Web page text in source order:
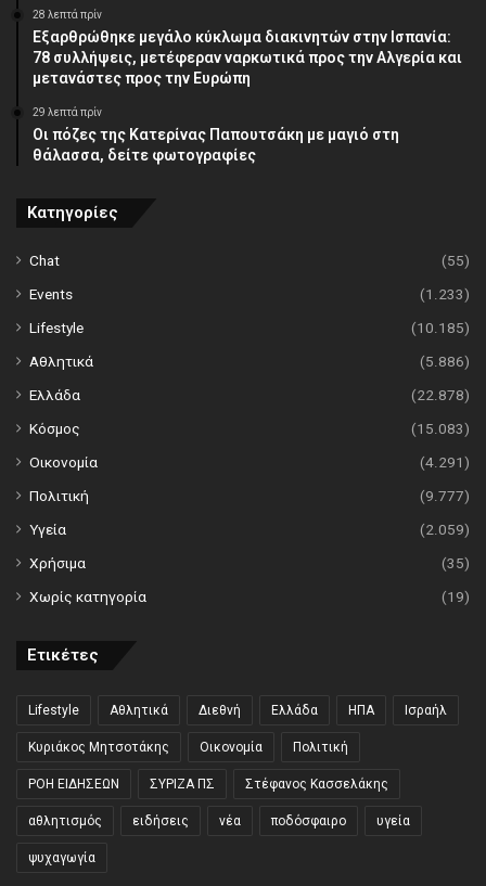
28 λεπτά πρίν
Εξαρθρώθηκε μεγάλο κύκλωμα διακινητών στην Ισπανία:
78 συλλήψεις, μετέφεραν ναρκωτικά προς την Αλγερία και
μετανάστες προς την Ευρώπη
29 λεπτά πρίν
Οι πόζες της Κατερίνας Παπουτσάκη με μαγιό στη
θάλασσα, δείτε φωτογραφίες
Κατηγορίες
Chat
(55)
Events
(1.233)
Lifestyle
(10.185)
Αθλητικά
(5.886)
Ελλάδα
(22.878)
Κόσμος
(15.083)
Οικονομία
(4.291)
Πολιτική
(9.777)
Υγεία
(2.059)
Χρήσιμα
(35)
Χωρίς κατηγορία
(19)
Ετικέτες
Lifestyle Αθλητικά Διεθνή Ελλάδα ΗΠΑ Ισραήλ
Κυριάκος Μητσοτάκης Οικονομία Πολιτική
ΡΟΗ ΕΙΔΗΣΕΩΝ ΣΥΡΙΖΑ ΠΣ Στέφανος Κασσελάκης
αθλητισμός ειδήσεις νέα ποδόσφαιρο υγεία
ψυχαγωγία